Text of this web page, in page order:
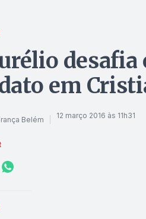
desafia
em
Belém 12 março 2016 às 11h31